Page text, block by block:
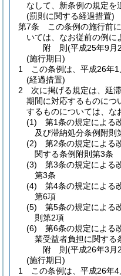
なして、新条例の規定を
(罰則に関する経過措置)
第7条
この条例の施行前
いては、なお従前の例に
附 則(平成25年9月
(施行期日)
1
この条例は、平成26年1
(経過措置)
2
次に掲げる規定は、延
期間に対応するものにつ
するものについては、な
(1)
第1条の規定による
及び滞納処分条例附則
(2)
第2条の規定による
関する条例附則第3条
(3)
第3条の規定による
第3条
(4)
第4条の規定による
第6項
(5)
第5条の規定による
則第2項
(6)
第6条の規定による
業受益者負担に関する
附 則(平成26年3月
(施行期日)
1
この条例は、平成26年4